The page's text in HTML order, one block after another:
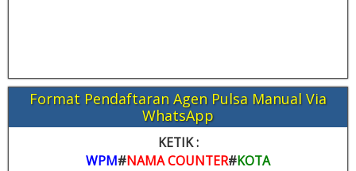
Format Pendaftaran Agen Pulsa Manual Via
WhatsApp
KETIK :
WPM#NAMA COUNTER#KOTA